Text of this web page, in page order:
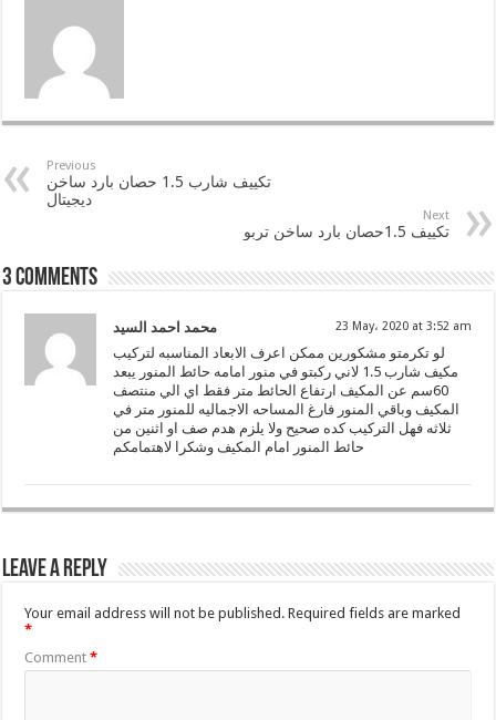
Previous
تكييف شارب 1.5 حصان بارد ساخن
ديجيتال
Next
تكييف 1.5حصان بارد ساخن تربو
3 comments
محمد احمد السيد 23 May، 2020 at 3:52 am
لو تكرمتو مشكورين ممكن اعرف الابعاد المناسبه لتركيب
مكيف شارب 1.5 لاني ركبتو في منور امامه حائط المنور يبعد
60سم عن المكيف ارتفاع الحائط متر فقط اي الي منتصف
المكيف وباقي المنور فارغ المساحه الاجماليه للمنور متر في
ثلاثه فهل التركيب كده صحيح ولا يلزم هدم صف او اثنين من
حائط المنور امام المكيف وشكرا لاهتمامكم
Leave a Reply
Your email address will not be published. Required fields are marked
*
Comment*